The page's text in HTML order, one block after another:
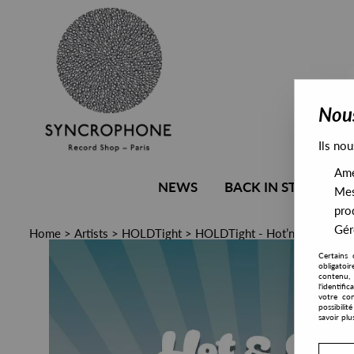
NEWS BACK IN STOCK
Home > Artists > HOLDTight > HOLDTight - Hot’n’Spicy Vol.8
Ils
Certains
contenu,
votre
savoir